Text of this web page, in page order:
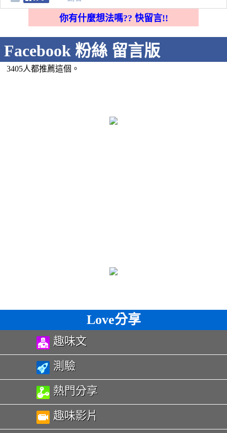
你有什麼想法嗎?? 快留言!!
Facebook 粉絲 留言版
3405人都推薦這個。
Love分享
趣味文
測驗
熱門分享
趣味影片